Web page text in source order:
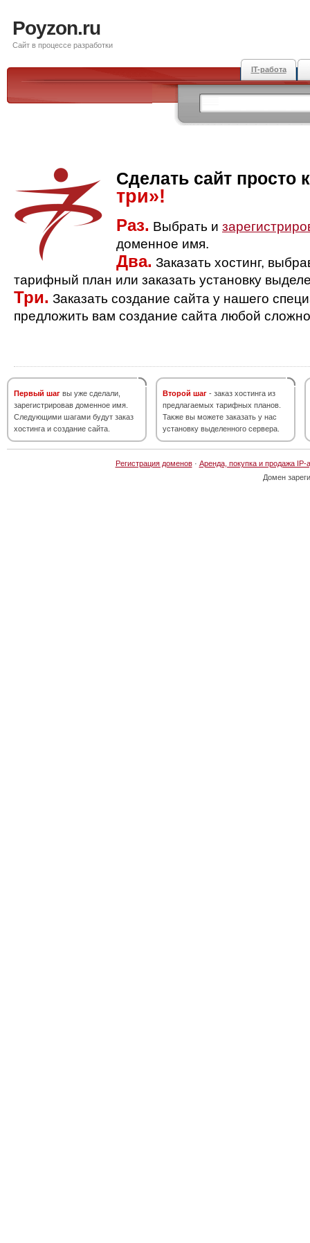
Poyzon.ru
Сайт в процессе разработки
IT-работа
Сделать сайт просто
три»!
Раз. Выбрать и
доменное имя.
Два. Заказать хостинг,
тарифный план или заказать установку
Три. Заказать создание сайта у нашего
предложить вам создание сайта любой
Первый шаг вы уже сделали,
зарегистрировав доменное имя.
Следующими шагами будут заказ
хостинга и создание сайта.
Второй шаг - заказ хостинга из
предлагаемых тарифных планов.
Также вы можете заказать у нас
установку выделенного сервера.
Регистрация доменов· Аренда, покупка и продажа IP-
Домен